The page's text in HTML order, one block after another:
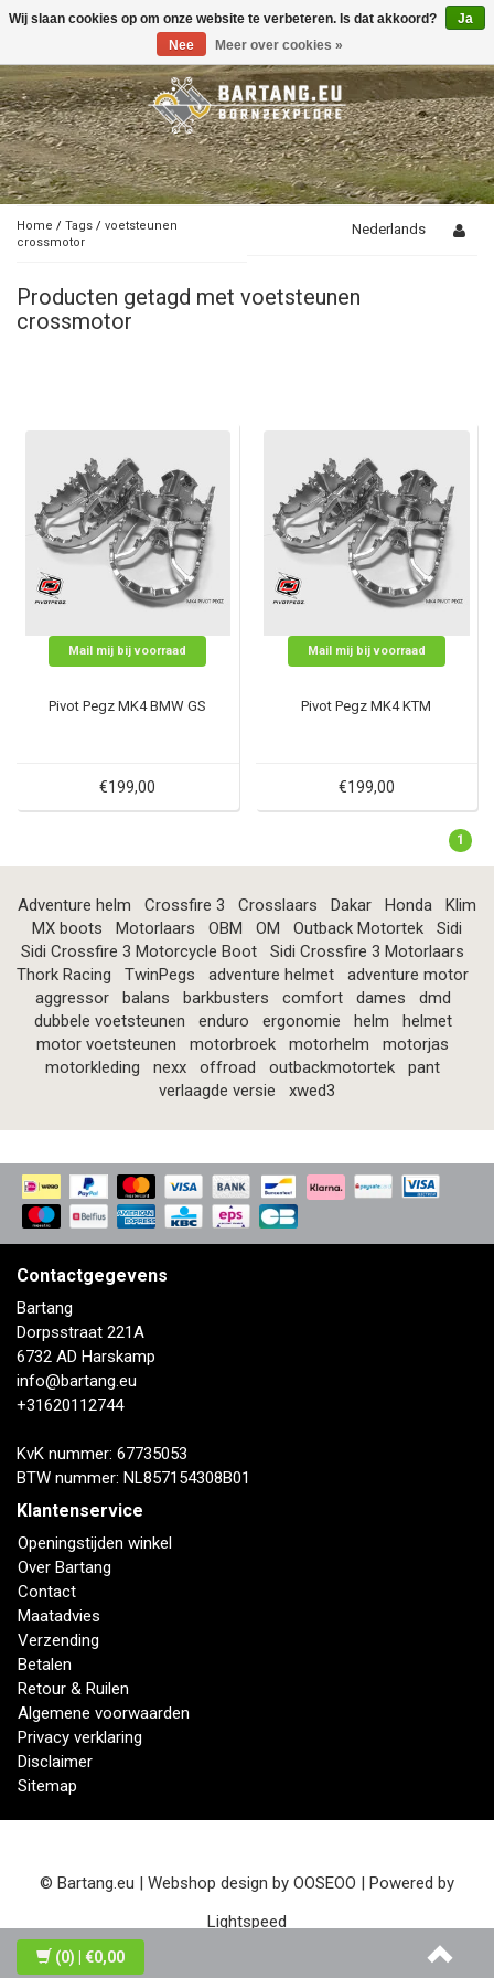
Toggle
Home / Tags / voetsteunen
crossmotor
Nederlands
Producten getagd met voetsteunen
crossmotor
Mail mij bij voorraad
Pivot Pegz MK4 BMW GS
€199,00
Mail mij bij voorraad
Pivot Pegz MK4 KTM
€199,00
1
Adventure helm Crossfire 3 Crosslaars Dakar Honda
Klim
MX boots
Motorlaars OBM OM Outback Motortek
Sidi
Sidi Crossfire 3 Motorcycle Boot
Sidi Crossfire 3 Motorlaars
Thork Racing
TwinPegs adventure helmet
adventure motor
aggressor
balans barkbusters comfort dames
dmd
dubbele voetsteunen
enduro ergonomie helm
helmet
motor voetsteunen
motorbroek motorhelm
motorjas
motorkleding
nexx offroad outbackmotortek
pant
verlaagde versie
xwed3
Contactgegevens
Bartang
Dorpsstraat 221A
6732 AD Harskamp
info@bartang.eu
+31620112744
KvK nummer: 67735053
BTW nummer: NL857154308B01
Klantenservice
Openingstijden winkel
Over Bartang
Contact
Maatadvies
Verzending
Betalen
Retour & Ruilen
Algemene voorwaarden
Privacy verklaring
Disclaimer
Sitemap
© Bartang.eu | Webshop design by OOSEOO | Powered by
Lightspeed
(0) | €0,00
Wij slaan cookies op om onze website te verbeteren. Is dat akkoord?
Ja
Nee
Meer over cookies »